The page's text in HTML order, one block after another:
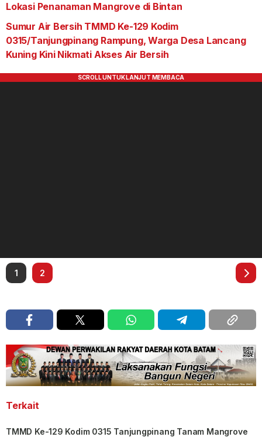
Lokasi Penanaman Mangrove di Bintan
Sumur Air Bersih TMMD Ke-129 Kodim
0315/Tanjungpinang Rampung, Warga Desa Lancang
Kuning Kini Nikmati Akses Air Bersih
1 2
Terkait
TMMD Ke-129 Kodim 0315 Tanjungpinang Tanam Mangrove